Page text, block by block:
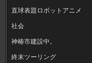
直球表題ロボットアニメ
社会
神椿市建設中。
終末ツーリング